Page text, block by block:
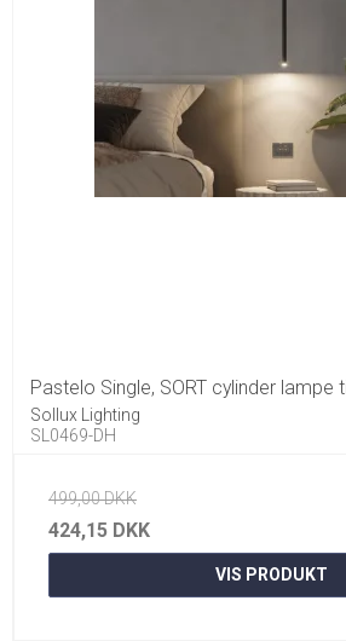
Pastelo Single, SORT cylinder lampe
Sollux Lighting
SL0469-DH
499,00 DKK
424,15 DKK
VIS PRODUKT